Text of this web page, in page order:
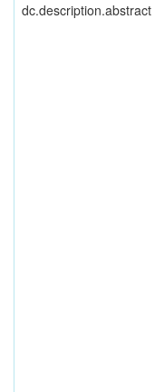
dc.description.abstract